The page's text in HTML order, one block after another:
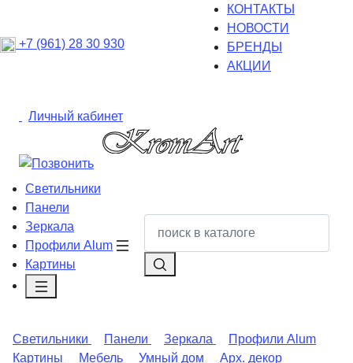
+7 (961) 28 30 930
КОНТАКТЫ
НОВОСТИ
БРЕНДЫ
АКЦИИ
Личный кабинет
Светильники
Панели
Зеркала
Профили Alum
Картины
Светильники Панели Зеркала
Профили Alum
Картины
Мебель Умный дом
Арх. декор